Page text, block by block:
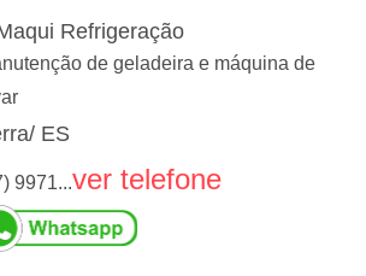
Refrigeração
de geladeira e máquina de
ES
9971...ver telefone